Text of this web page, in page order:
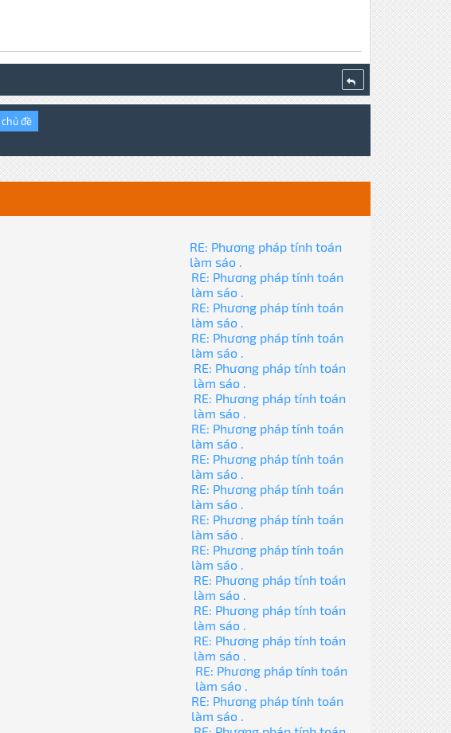
RE: Phương pháp tính toán
làm sáo .
RE: Phương pháp tính toán
làm sáo .
RE: Phương pháp tính toán
làm sáo .
RE: Phương pháp tính toán
làm sáo .
RE: Phương pháp tính toán
làm sáo .
RE: Phương pháp tính toán
làm sáo .
RE: Phương pháp tính toán
làm sáo .
RE: Phương pháp tính toán
làm sáo .
RE: Phương pháp tính toán
làm sáo .
RE: Phương pháp tính toán
làm sáo .
RE: Phương pháp tính toán
làm sáo .
RE: Phương pháp tính toán
làm sáo .
RE: Phương pháp tính toán
làm sáo .
RE: Phương pháp tính toán
làm sáo .
RE: Phương pháp tính toán
làm sáo .
RE: Phương pháp tính toán
làm sáo .